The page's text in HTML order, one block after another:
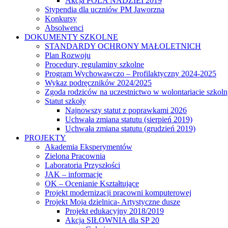
Stypendia dla uczniów PM Jaworzna
Konkursy
Absolwenci
DOKUMENTY SZKOLNE
STANDARDY OCHRONY MAŁOLETNICH
Plan Rozwoju
Procedury, regulaminy szkolne
Program Wychowawczo – Profilaktyczny 2024-2025
Wykaz podręczników 2024/2025
Zgoda rodziców na uczestnictwo w wolontariacie
Statut szkoły
Najnowszy statut z poprawkami 2026
Uchwała zmiana statutu (sierpień 2019)
Uchwała zmiana statutu (grudzień 2019)
PROJEKTY
Akademia Eksperymentów
Zielona Pracownia
Laboratoria Przyszłości
JAK – informacje
OK – Ocenianie Kształtujące
Projekt modernizacji pracowni komputerowej
Projekt Moja dzielnica- Artystyczne dusze
Projekt edukacyjny 2018/2019
Akcja SIŁOWNIA dla SP 20